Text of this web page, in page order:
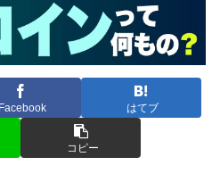
Facebook はてブ
コピー